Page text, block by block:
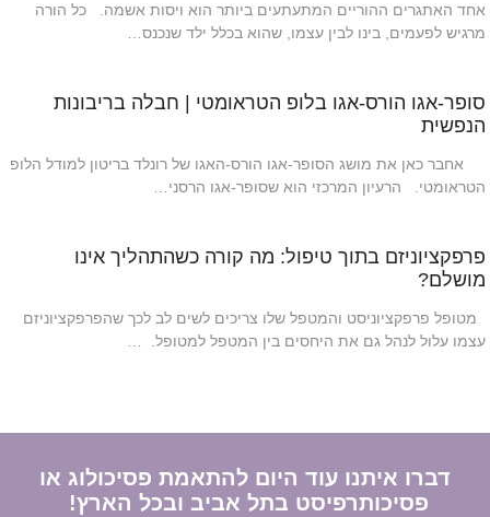
אחד האתגרים ההוריים המתעתעים ביותר הוא ויסות אשמה. כל הורה
מרגיש לפעמים, בינו לבין עצמו, שהוא בכלל ילד שנכנס…
סופר-אגו הורס-אגו בלופ הטראומטי | חבלה בריבונות
הנפשית
אחבר כאן את מושג הסופר-אגו הורס-האגו של רונלד בריטון למודל הלופ
הטראומטי. הרעיון המרכזי הוא שסופר-אגו הרסני…
פרפקציוניזם בתוך טיפול: מה קורה כשהתהליך אינו
מושלם?
מטופל פרפקציוניסט והמטפל שלו צריכים לשים לב לכך שהפרפקציוניזם
עצמו עלול לנהל גם את היחסים בין המטפל למטופל. …
דברו איתנו עוד היום להתאמת פסיכולוג או
פסיכותרפיסט בתל אביב ובכל הארץ!